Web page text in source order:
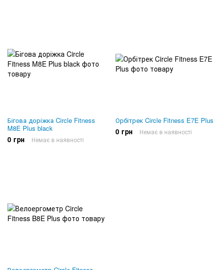
Бігова доріжка Circle Fitness
M8E Plus black
0 грн Немає в наявності
Орбітрек Circle Fitness E7E Plus
0 грн Немає в наявності